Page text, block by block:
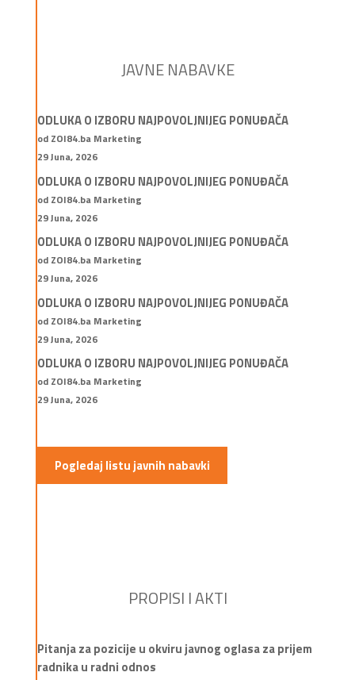
JAVNE NABAVKE
ODLUKA O IZBORU NAJPOVOLJNIJEG PONUĐAČA
od ZOI84.ba Marketing
29 Juna, 2026
ODLUKA O IZBORU NAJPOVOLJNIJEG PONUĐAČA
od ZOI84.ba Marketing
29 Juna, 2026
ODLUKA O IZBORU NAJPOVOLJNIJEG PONUĐAČA
od ZOI84.ba Marketing
29 Juna, 2026
ODLUKA O IZBORU NAJPOVOLJNIJEG PONUĐAČA
od ZOI84.ba Marketing
29 Juna, 2026
ODLUKA O IZBORU NAJPOVOLJNIJEG PONUĐAČA
od ZOI84.ba Marketing
29 Juna, 2026
Pogledaj listu javnih nabavki
PROPISI I AKTI
Pitanja za pozicije u okviru javnog oglasa za prijem
radnika u radni odnos